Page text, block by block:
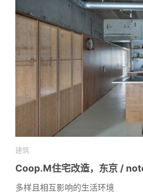
建筑
Coop.M住宅改造，东京 /
多样且相互影响的生活环境